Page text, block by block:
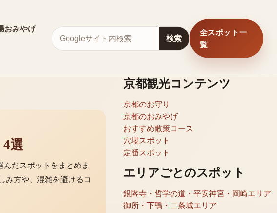
おみやげ サイト内検索
検索
全スポット一
覧
4選
だスポットをまとめま
み方や、混雑を避けるコ
京都観光コンテンツ
京都のお守り
京都のおみやげ
おすすめ散策コース
穴場スポット
定番スポット
エリアごとのスポット
銀閣寺・哲学の道・平安神宮・岡崎エリア
御所・下鴨・二条城エリア